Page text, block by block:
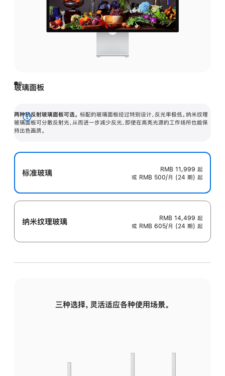
玻璃面板
两种抗反射玻璃面板可选。 标配的玻璃面板经过特别设计，反光率极低。纳米纹理
玻璃面板可分散反射光，从而进一步减少反光，即使在高亮光源的工作场所也能保
持出色画质。
展
开
标准玻璃 RMB 11,999 起
或 RMB 500/月 (24 期) 起
纳米纹理玻璃 RMB 14,499 起
或 RMB 605/月 (24 期) 起
三种选择，灵活适应各种使用场景。